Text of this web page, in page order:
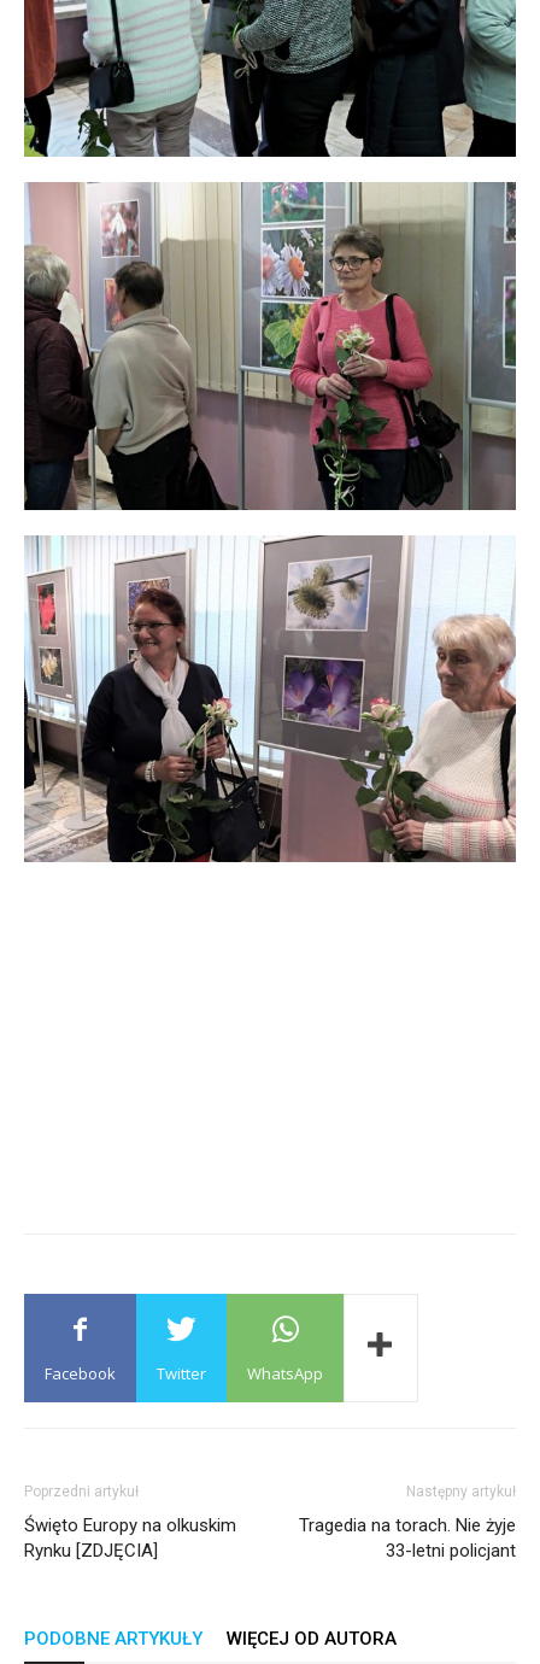
Facebook Twitter WhatsApp
Poprzedni artykuł
Święto Europy na olkuskim
Rynku [ZDJĘCIA]
Następny artykuł
Tragedia na torach. Nie żyje
33-letni policjant
PODOBNE ARTYKUŁY WIĘCEJ OD AUTORA